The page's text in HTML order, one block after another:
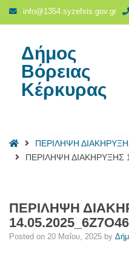
ΠΕΡΙΛΗΨΗ
Δήμος
Βόρειας
info@1354.syzefxis.gov.gr
Δήμος
Βόρειας
Κέρκυρας
HomeΠΕΡΙΛΗΨΗ
ΠΕΡΙΛΗΨΗ ΔΙΑΚΗΡΥΞΗΣ
ΠΕΡΙΛΗΨΗ
Posted on 20 Μαΐου, 2025 by